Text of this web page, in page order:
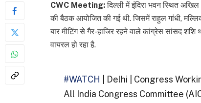
CWC Meeting:दिल्ली में इंदिरा भवन स्थित
की बैठक आयोजित की गई थी. जिसमें राहुल गांधी,
बार मीटिंग से गैर-हाजिर रहने वाले कांग्रेस सांसद
वायरल हो रहा है.
#WATCH | Delhi | Congress
All India Congress Committee